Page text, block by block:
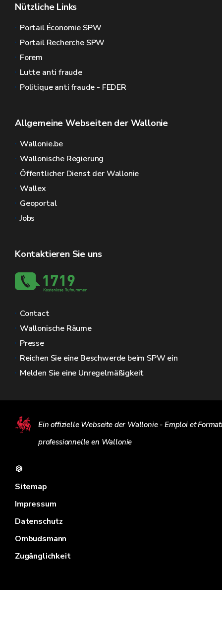
Nützliche Links
Portail Économie SPW
Portail Recherche SPW
Forem
Lutte anti fraude
Politique anti fraude - FEDER
Allgemeine Webseiten der Wallonie
Wallonie.be
Wallonische Regierung
Öffentlicher Dienst der Wallonie
Wallex
Geoportal
Jobs
Kontaktieren Sie uns
Contact
Wallonische Räume
Presse
Reichen Sie eine Beschwerde beim SPW ein
Melden Sie eine Unregelmäßigkeit
Ein offizielle Webseite der Wallonie - Emploi et
professionnelle en Wallonie
🍪
Sitemap
Impressum
Datenschutz
Ombudsmann
Zugänglichkeit